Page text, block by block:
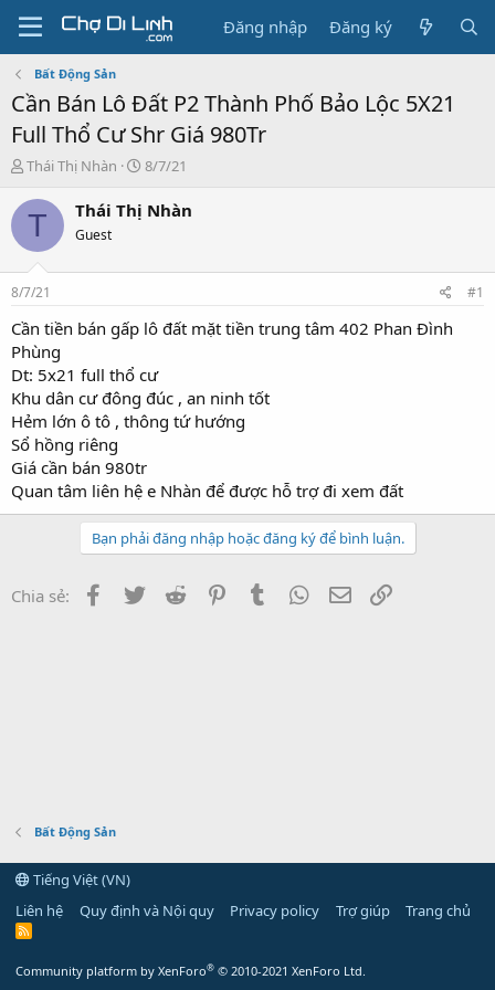
Đăng nhập Đăng ký
Bất Động Sản
Cần Bán Lô Đất P2 Thành Phố Bảo Lộc 5X21
Full Thổ Cư Shr Giá 980Tr
T
r
a
s
t
a
t
e
r
Thái Thị Nhàn
N
à
8/7/21
T Thái Thị Nhàn
Guest
8/7/21 #1
Cần tiền bán gấp lô đất mặt tiền trung tâm 402 Phan Đình
Phùng
Dt: 5x21 full thổ cư
Khu dân cư đông đúc , an ninh tốt
Hẻm lớn ô tô , thông tứ hướng
Sổ hồng riêng
Giá cần bán 980tr
Quan tâm liên hệ e Nhàn để được hỗ trợ đi xem đất
Bạn phải đăng nhập hoặc đăng ký để bình luận.
Chia sẻ: Facebook
Twitter Reddit PinterestTumblr WhatsApp
Email
Bất Động Sản
Tiếng Việt (VN)
Liên hệ
Quy định và Nội quy Privacy policy Trợ giúp Trang chủ
R
Community platform by XenForo® © 2010-2021 XenForo Ltd.